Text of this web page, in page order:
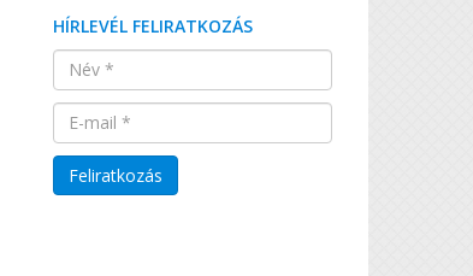
HÍRLEVÉL FELIRATKOZÁS